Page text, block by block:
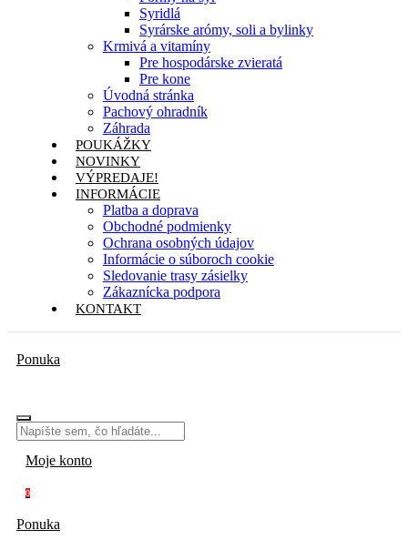
Syridlá
Syrárske arómy, soli a bylinky
Krmivá a vitamíny
Pre hospodárske zvieratá
Pre kone
Úvodná stránka
Pachový ohradník
Záhrada
POUKÁŽKY
NOVINKY
VÝPREDAJE!
INFORMÁCIE
Platba a doprava
Obchodné podmienky
Ochrana osobných údajov
Informácie o súboroch cookie
Sledovanie trasy zásielky
Zákaznícka podpora
KONTAKT
Ponuka
Moje konto
0
Ponuka